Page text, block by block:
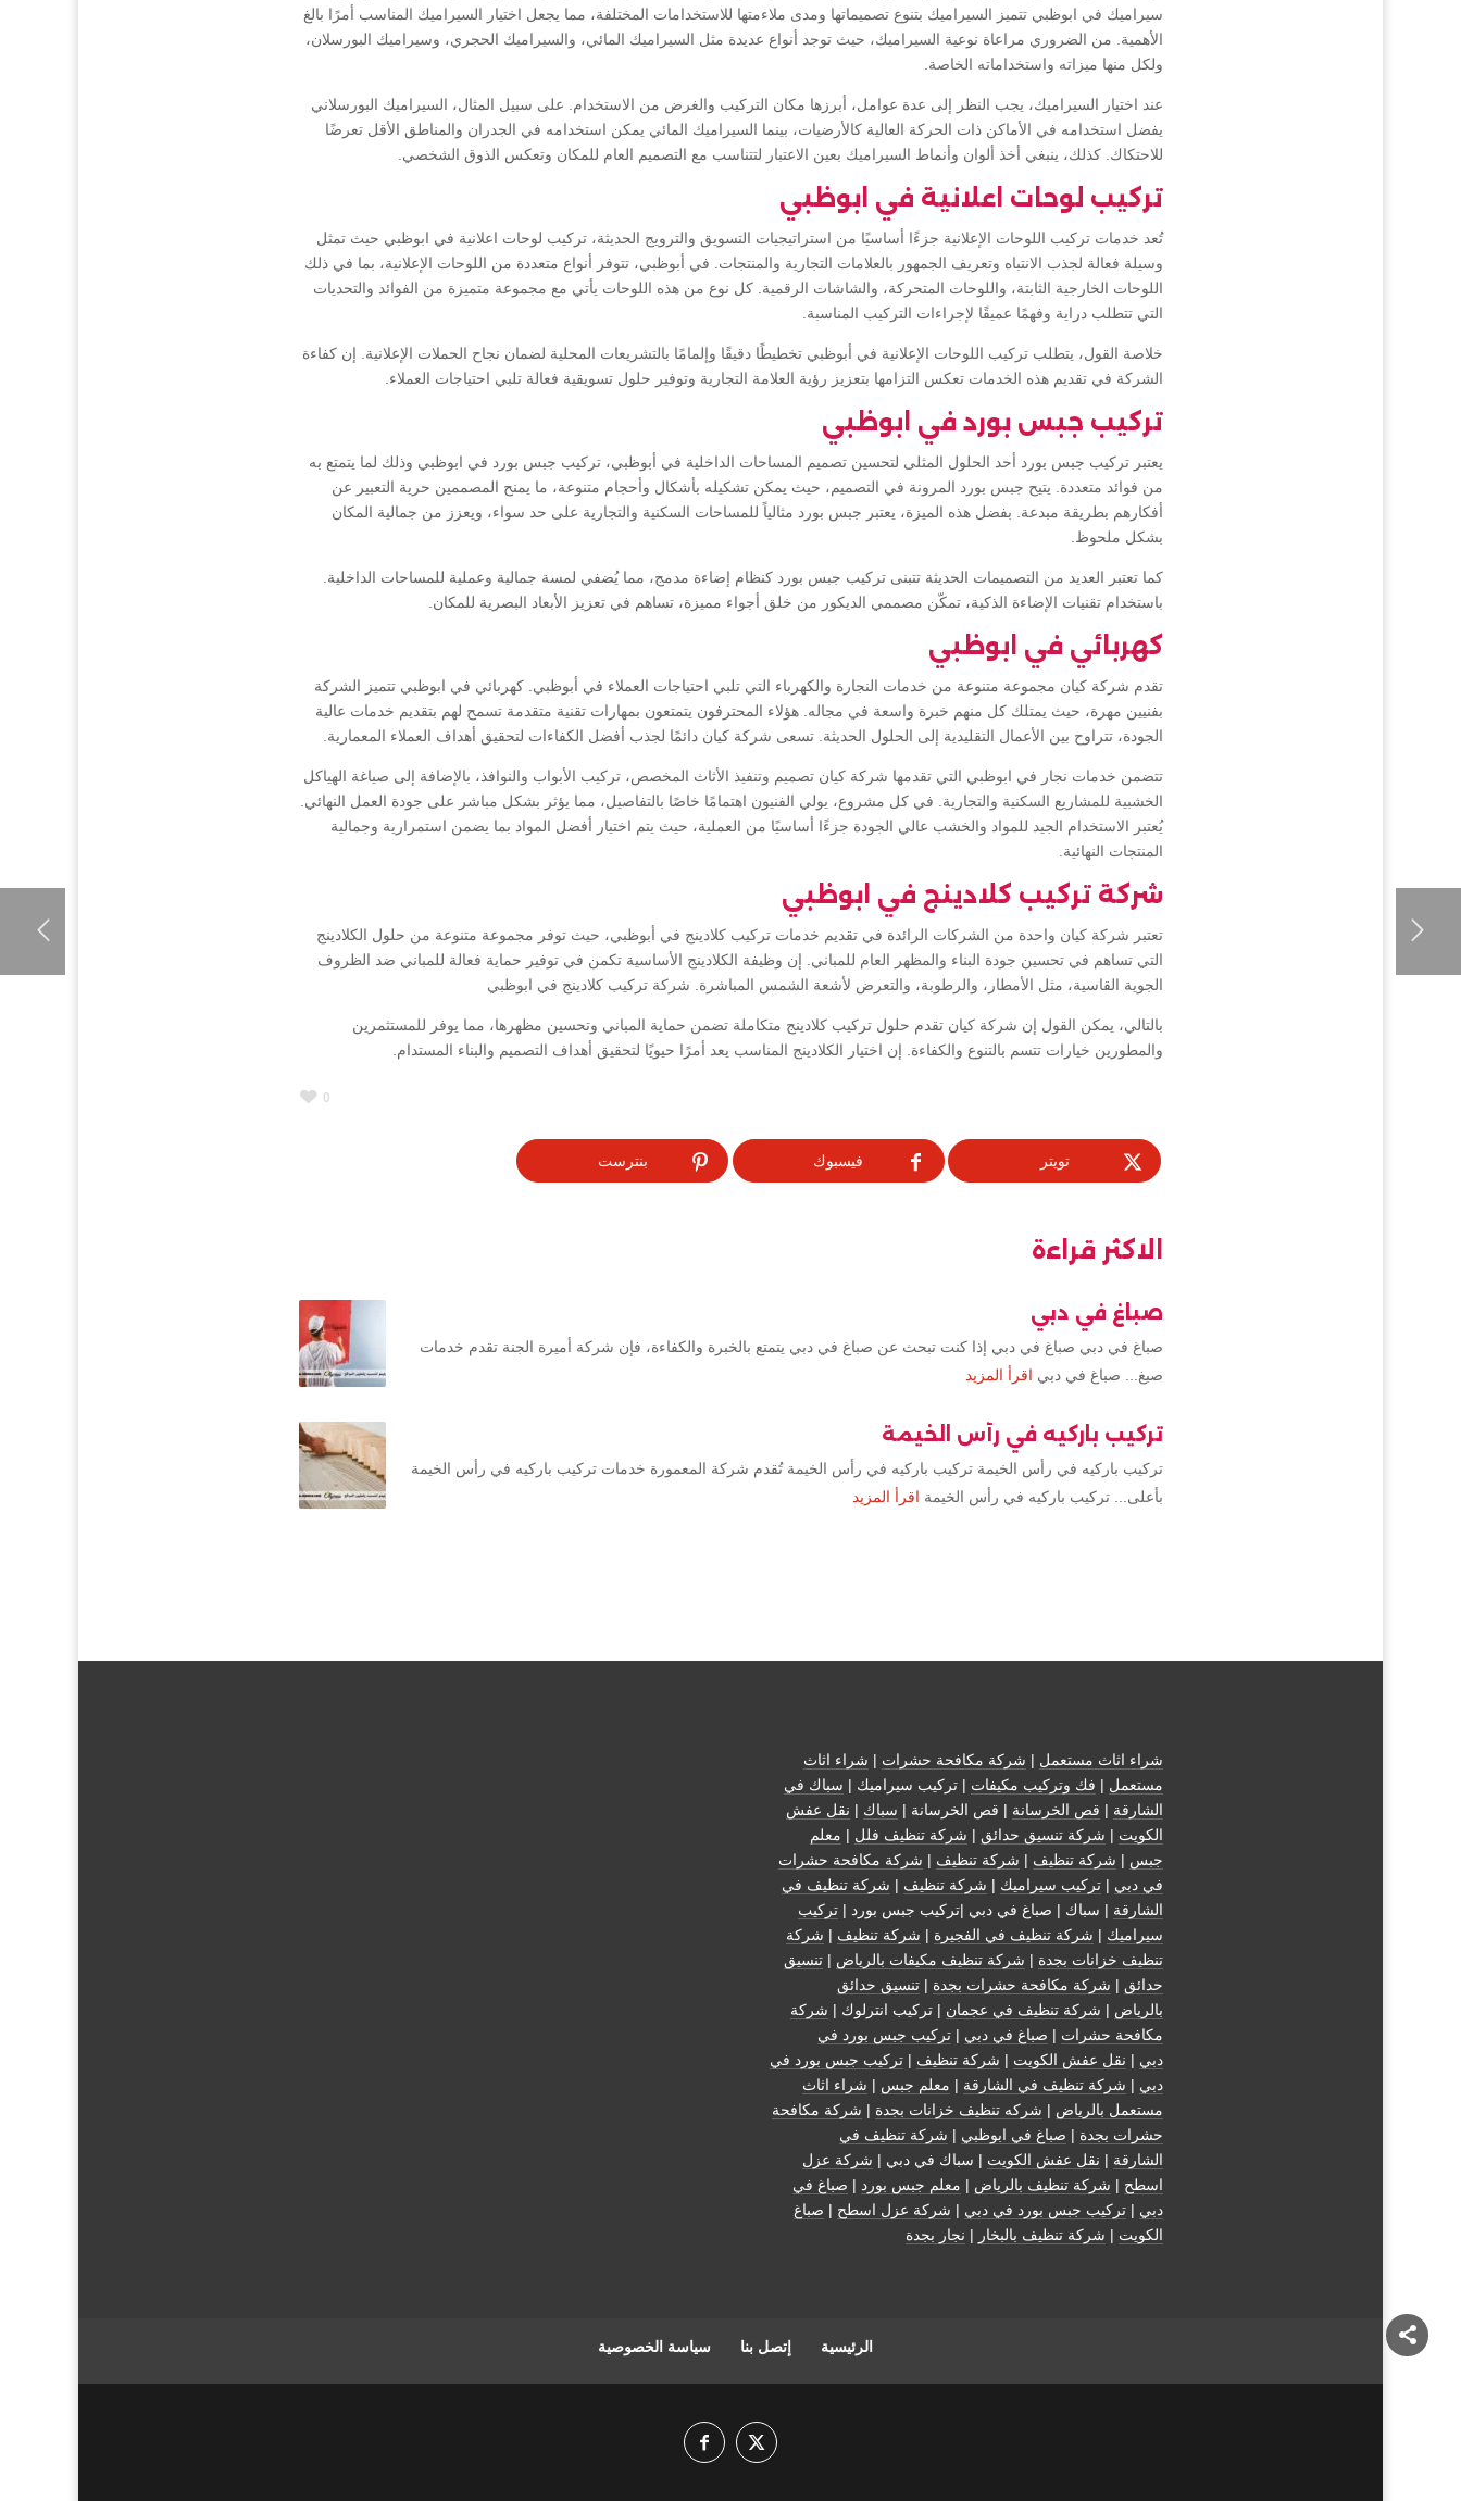
سيراميك في ابوظبي تتميز السيراميك بتنوع تصميماتها ومدى ملاءمتها للاستخدامات المختلفة، مما يجعل اختيار السيراميك المناسب أمرًا بالغ
الأهمية. من الضروري مراعاة نوعية السيراميك، حيث توجد أنواع عديدة مثل السيراميك المائي، والسيراميك الحجري، وسيراميك البورسلان،
ولكل منها ميزاته واستخداماته الخاصة.
عند اختيار السيراميك، يجب النظر إلى عدة عوامل، أبرزها مكان التركيب والغرض من الاستخدام. على سبيل المثال، السيراميك البورسلاني
يفضل استخدامه في الأماكن ذات الحركة العالية كالأرضيات، بينما السيراميك المائي يمكن استخدامه في الجدران والمناطق الأقل تعرضًا
للاحتكاك. كذلك، ينبغي أخذ ألوان وأنماط السيراميك بعين الاعتبار لتتناسب مع التصميم العام للمكان وتعكس الذوق الشخصي.
تركيب لوحات اعلانية في ابوظبي
تُعد خدمات تركيب اللوحات الإعلانية جزءًا أساسيًا من استراتيجيات التسويق والترويج الحديثة، تركيب لوحات اعلانية في ابوظبي حيث تمثل
وسيلة فعالة لجذب الانتباه وتعريف الجمهور بالعلامات التجارية والمنتجات. في أبوظبي، تتوفر أنواع متعددة من اللوحات الإعلانية، بما في ذلك
اللوحات الخارجية الثابتة، واللوحات المتحركة، والشاشات الرقمية. كل نوع من هذه اللوحات يأتي مع مجموعة متميزة من الفوائد والتحديات
التي تتطلب دراية وفهمًا عميقًا لإجراءات التركيب المناسبة.
خلاصة القول، يتطلب تركيب اللوحات الإعلانية في أبوظبي تخطيطًا دقيقًا وإلمامًا بالتشريعات المحلية لضمان نجاح الحملات الإعلانية. إن كفاءة
الشركة في تقديم هذه الخدمات تعكس التزامها بتعزيز رؤية العلامة التجارية وتوفير حلول تسويقية فعالة تلبي احتياجات العملاء.
تركيب جبس بورد في ابوظبي
يعتبر تركيب جبس بورد أحد الحلول المثلى لتحسين تصميم المساحات الداخلية في أبوظبي، تركيب جبس بورد في ابوظبي وذلك لما يتمتع به
من فوائد متعددة. يتيح جبس بورد المرونة في التصميم، حيث يمكن تشكيله بأشكال وأحجام متنوعة، ما يمنح المصممين حرية التعبير عن
أفكارهم بطريقة مبدعة. بفضل هذه الميزة، يعتبر جبس بورد مثالياً للمساحات السكنية والتجارية على حد سواء، ويعزز من جمالية المكان
بشكل ملحوظ.
كما تعتبر العديد من التصميمات الحديثة تتبنى تركيب جبس بورد كنظام إضاءة مدمج، مما يُضفي لمسة جمالية وعملية للمساحات الداخلية.
باستخدام تقنيات الإضاءة الذكية، تمكّن مصممي الديكور من خلق أجواء مميزة، تساهم في تعزيز الأبعاد البصرية للمكان.
كهربائي في ابوظبي
تقدم شركة كيان مجموعة متنوعة من خدمات النجارة والكهرباء التي تلبي احتياجات العملاء في أبوظبي. كهربائي في ابوظبي تتميز الشركة
بفنيين مهرة، حيث يمتلك كل منهم خبرة واسعة في مجاله. هؤلاء المحترفون يتمتعون بمهارات تقنية متقدمة تسمح لهم بتقديم خدمات عالية
الجودة، تتراوح بين الأعمال التقليدية إلى الحلول الحديثة. تسعى شركة كيان دائمًا لجذب أفضل الكفاءات لتحقيق أهداف العملاء المعمارية.
تتضمن خدمات نجار في ابوظبي التي تقدمها شركة كيان تصميم وتنفيذ الأثاث المخصص، تركيب الأبواب والنوافذ، بالإضافة إلى صياغة الهياكل
الخشبية للمشاريع السكنية والتجارية. في كل مشروع، يولي الفنيون اهتمامًا خاصًا بالتفاصيل، مما يؤثر بشكل مباشر على جودة العمل النهائي.
يُعتبر الاستخدام الجيد للمواد والخشب عالي الجودة جزءًا أساسيًا من العملية، حيث يتم اختيار أفضل المواد بما يضمن استمرارية وجمالية
المنتجات النهائية.
شركة تركيب كلادينج في ابوظبي
تعتبر شركة كيان واحدة من الشركات الرائدة في تقديم خدمات تركيب كلادينج في أبوظبي، حيث توفر مجموعة متنوعة من حلول الكلادينج
التي تساهم في تحسين جودة البناء والمظهر العام للمباني. إن وظيفة الكلادينج الأساسية تكمن في توفير حماية فعالة للمباني ضد الظروف
الجوية القاسية، مثل الأمطار، والرطوبة، والتعرض لأشعة الشمس المباشرة. شركة تركيب كلادينج في ابوظبي
بالتالي، يمكن القول إن شركة كيان تقدم حلول تركيب كلادينج متكاملة تضمن حماية المباني وتحسين مظهرها، مما يوفر للمستثمرين
والمطورين خيارات تتسم بالتنوع والكفاءة. إن اختيار الكلادينج المناسب يعد أمرًا حيويًا لتحقيق أهداف التصميم والبناء المستدام.
0
تويتر فيسبوك بنترست
الاكثر قراءة
صباغ في دبي
صباغ في دبي صباغ في دبي إذا كنت تبحث عن صباغ في دبي يتمتع بالخبرة والكفاءة، فإن شركة أميرة الجنة تقدم خدمات
صبغ... صباغ في دبي اقرأ المزيد
تركيب باركيه في رأس الخيمة
تركيب باركيه في رأس الخيمة تركيب باركيه في رأس الخيمة تُقدم شركة المعمورة خدمات تركيب باركيه في رأس الخيمة
بأعلى... تركيب باركيه في رأس الخيمة اقرأ المزيد
شراء اثاث مستعمل | شركة مكافحة حشرات | شراء اثاث
مستعمل | فك وتركيب مكيفات | تركيب سيراميك | سباك في
الشارقة | قص الخرسانة | قص الخرسانة | سباك | نقل عفش
الكويت | شركة تنسيق حدائق | شركة تنظيف فلل | معلم
جبس | شركة تنظيف | شركة تنظيف | شركة مكافحة حشرات
في دبي |تركيب سيراميك | شركة تنظيف | شركة تنظيف في
الشارقة | سباك | صباغ في دبي |تركيب جبس بورد |تركيب
سيراميك | شركة تنظيف في الفجيرة | شركة تنظيف | شركة
تنظيف خزانات بجدة | شركة تنظيف مكيفات بالرياض |تنسيق
حدائق | شركة مكافحة حشرات بجدة |تنسيق حدائق
بالرياض | شركة تنظيف في عجمان | تركيب انترلوك | شركة
مكافحة حشرات | صباغ في دبي |تركيب جبس بورد في
دبي | نقل عفش الكويت | شركة تنظيف |تركيب جبس بورد في
دبي | شركة تنظيف في الشارقة | معلم جبس | شراء اثاث
مستعمل بالرياض | شركه تنظيف خزانات بجدة | شركة مكافحة
حشرات بجدة | صباغ في ابوظبي | شركة تنظيف في
الشارقة | نقل عفش الكويت | سباك في دبي | شركة عزل
اسطح | شركة تنظيف بالرياض | معلم جبس بورد | صباغ في
دبي |تركيب جبس بورد في دبي | شركة عزل اسطح | صباغ
الكويت | شركة تنظيف بالبخار | نجار بجدة
الرئيسية إتصل بنا سياسة الخصوصية